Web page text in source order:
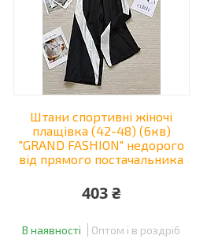
Штани спортивні жіночі
плащівка (42-48) (6кв)
"GRAND FASHION" недорого
від прямого постачальника
403 ₴
В наявності Оптом і в роздріб